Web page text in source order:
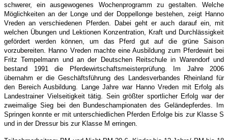
schwerer, ein ausgewogenes Wochenprogramm zu gestalten. Welche
Möglichkeiten an der Longe und der Doppellonge bestehen, zeigt Hanno
Vreden an verschiedenen Pferden. Dabei geht er auch darauf ein, mit
welchen Übungen und Lektionen Konzentration, Kraft und Durchlässigkeit
gefördert werden können, um das Pferd gut auf die grüne Saison
vorzubereiten. Hanno Vreden machte eine Ausbildung zum Pferdewirt bei
Fritz Tempelmann und an der Deutschen Reitschule in Warendorf und
bestand 1991 die Pferdewirtschaftsmeisterprüfung. Im Jahre 2006
übernahm er die Geschäftsführung des Landesverbandes Rheinland für
den Bereich Ausbildung. Lange Jahre war Hanno Vreden mit Erfolg als
Landestrainer Vielseitigkeit tätig. Sein größter sportlicher Erfolg war der
zweimalige Sieg bei den Bundeschampionaten des Geländepferdes. Im
Springen konnte er mit unterschiedlichen Pferden Erfolge bis zur Klasse S
und in der Dressur bis zur Klasse M erringen.